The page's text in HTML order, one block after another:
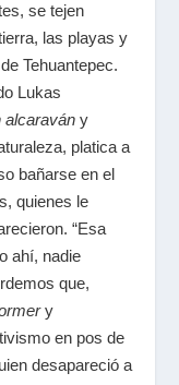
se tejen
las playas y
Tehuantepec.
Lukas
alcaraván y
platica a
bañarse en el
quienes le
“Esa
ahí, nadie
que,
y
en pos de
desapareció a